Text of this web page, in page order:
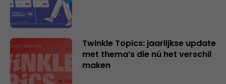
Twinkle Topics: jaarlijkse update
met thema’s die nú het verschil
maken